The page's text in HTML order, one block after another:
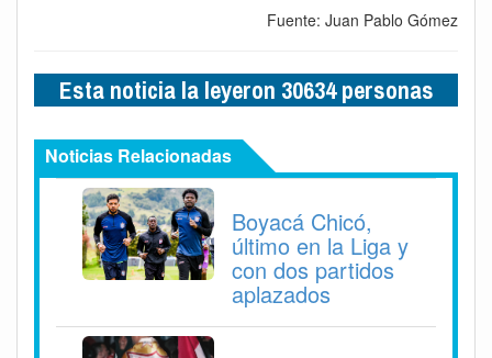
Fuente: Juan Pablo Gómez
Esta noticia la leyeron 30634 personas
Noticias Relacionadas
Boyacá Chicó,
último en la Liga y
con dos partidos
aplazados